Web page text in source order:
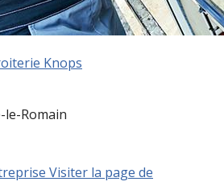
Knops
le-Romain
Visiter la page de